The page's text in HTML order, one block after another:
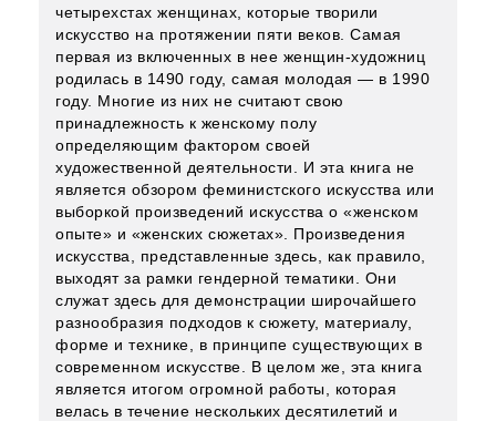
четырехстах женщинах, которые творили
искусство на протяжении пяти веков. Самая
первая из включенных в нее женщин-художниц
родилась в 1490 году, самая молодая — в 1990
году. Многие из них не считают свою
принадлежность к женскому полу
определяющим фактором своей
художественной деятельности. И эта книга не
является обзором феминистского искусства или
выборкой произведений искусства о «женском
опыте» и «женских сюжетах». Произведения
искусства, представленные здесь, как правило,
выходят за рамки гендерной тематики. Они
служат здесь для демонстрации широчайшего
разнообразия подходов к сюжету, материалу,
форме и технике, в принципе существующих в
современном искусстве. В целом же, эта книга
является итогом огромной работы, которая
велась в течение нескольких десятилетий и